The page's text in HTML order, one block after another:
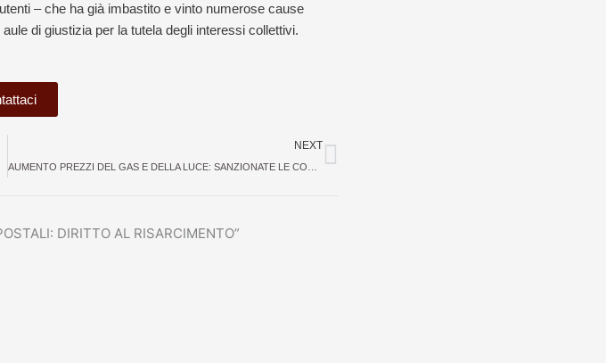
– che ha già imbastito e vinto numerose cause
di giustizia per la tutela degli interessi collettivi.
NEXTSuccessivo
DIRITTO AL RISARCIMENTO”